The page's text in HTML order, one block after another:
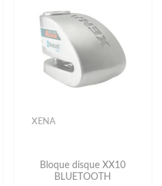
XENA
Bloque disque XX10
BLUETOOTH